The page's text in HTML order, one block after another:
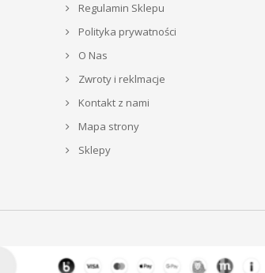
Regulamin Sklepu
Polityka prywatności
O Nas
Zwroty i reklmacje
Kontakt z nami
Mapa strony
Sklepy